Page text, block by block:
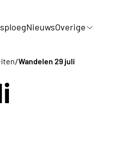
NieuwsOverige
/Wandelen 29 juli